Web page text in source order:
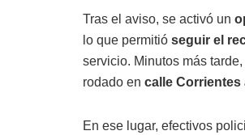
Tras el aviso, se activó un
lo que permitió seguir el
servicio. Minutos más tarde,
rodado en calle Corrientes
En ese lugar, efectivos